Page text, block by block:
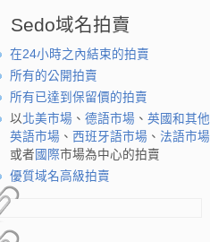
Sedo域名拍賣
在24小時之內結束的拍賣
所有的公開拍賣
所有已達到保留價的拍賣
以北美市場 、 德語市場 、 英國和其他
英語市場 、 西班牙語市場 、 法語市場
或者 國際市場為中心的拍賣
優質域名高級拍賣